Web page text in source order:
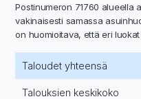
Postinumeron 71760 alueella
vakinaisesti samassa
on huomioitava, että eri
Taloudet yhteensä
Talouksien keskikoko